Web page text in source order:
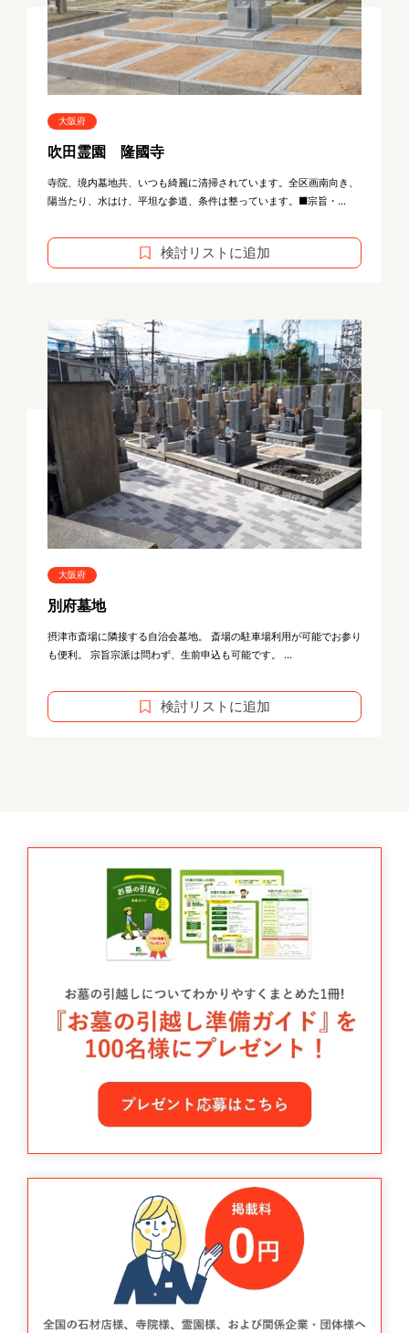
大阪府
吹田霊園 隆國寺
寺院、境内墓地共、いつも綺麗に清掃されています。全区画南向き、
陽当たり、水はけ、平坦な参道、条件は整っています。■宗旨・...
検討リストに追加
大阪府
別府墓地
摂津市斎場に隣接する自治会墓地。 斎場の駐車場利用が可能でお参り
も便利。 宗旨宗派は問わず、生前申込も可能です。 ...
検討リストに追加